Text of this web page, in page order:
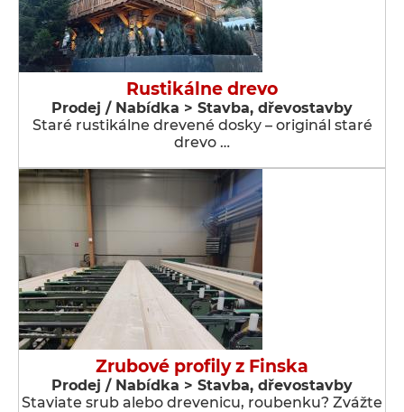
Rustikálne drevo
Prodej / Nabídka > Stavba, dřevostavby
Staré rustikálne drevené dosky – originál staré
drevo …
Zrubové profily z Finska
Prodej / Nabídka > Stavba, dřevostavby
Staviate srub alebo drevenicu, roubenku? Zvážte